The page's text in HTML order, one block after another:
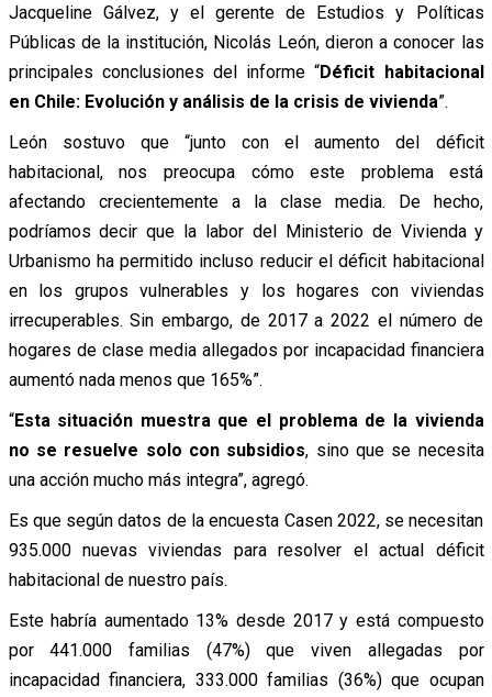
Jacqueline Gálvez, y el gerente de Estudios y Políticas
Públicas de la institución, Nicolás León, dieron a conocer las
principales conclusiones del informe “Déficit habitacional
en Chile: Evolución y análisis de la crisis de vivienda”.
León sostuvo que “junto con el aumento del déficit
habitacional, nos preocupa cómo este problema está
afectando crecientemente a la clase media. De hecho,
podríamos decir que la labor del Ministerio de Vivienda y
Urbanismo ha permitido incluso reducir el déficit habitacional
en los grupos vulnerables y los hogares con viviendas
irrecuperables. Sin embargo, de 2017 a 2022 el número de
hogares de clase media allegados por incapacidad financiera
aumentó nada menos que 165%”.
“Esta situación muestra que el problema de la vivienda
no se resuelve solo con subsidios, sino que se necesita
una acción mucho más integra”, agregó.
Es que según datos de la encuesta Casen 2022, se necesitan
935.000 nuevas viviendas para resolver el actual déficit
habitacional de nuestro país.
Este habría aumentado 13% desde 2017 y está compuesto
por 441.000 familias (47%) que viven allegadas por
incapacidad financiera, 333.000 familias (36%) que ocupan